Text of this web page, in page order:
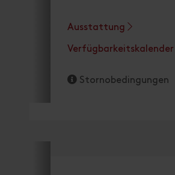
Ausstattung
Verfügbarkeitskalender
Stornobedingungen